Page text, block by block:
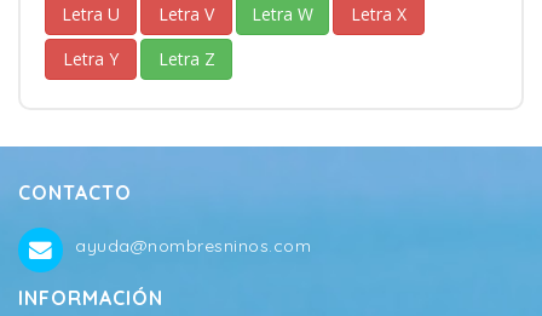
Letra U
Letra V Letra W
Letra X
Letra Y
Letra Z
CONTACTO
ayuda@nombresninos.com
INFORMACIÓN